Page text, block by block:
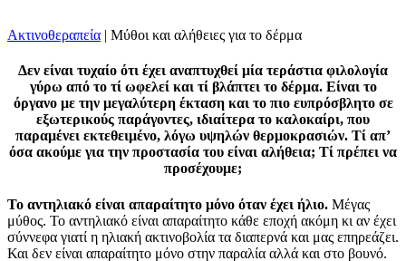
Ακτινοθεραπεία | Μύθοι και αλήθειες για το δέρμα
Δεν είναι τυχαίο ότι έχει αναπτυχθεί μία τεράστια φιλολογία
γύρω από το τί ωφελεί και τί βλάπτει το δέρμα. Είναι το
όργανο με την μεγαλύτερη έκταση και το πιο ευπρόσβλητο σε
εξωτερικούς παράγοντες, ιδιαίτερα το καλοκαίρι, που
παραμένει εκτεθειμένο, λόγω υψηλών θερμοκρασιών. Τί απ’
όσα ακούμε για την προστασία του είναι αλήθεια; Τί πρέπει να
προσέχουμε;
Το αντηλιακό είναι απαραίτητο μόνο όταν έχει ήλιο. Μέγας
μύθος. Το αντηλιακό είναι απαραίτητο κάθε εποχή ακόμη κι αν έχει
σύννεφα γιατί η ηλιακή ακτινοβολία τα διαπερνά και μας επηρεάζει.
Και δεν είναι απαραίτητο μόνο στην παραλία αλλά και στο βουνό.